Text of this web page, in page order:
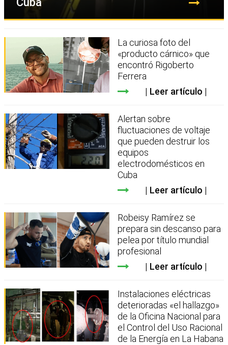
La curiosa foto del
«producto cárnico» que
encontró Rigoberto
Ferrera
Leer artículo
Alertan sobre
fluctuaciones de voltaje
que pueden destruir los
equipos
electrodomésticos en
Cuba
Leer artículo
Robeisy Ramírez se
prepara sin descanso para
pelea por título mundial
profesional
Leer artículo
Instalaciones eléctricas
deterioradas «el hallazgo»
de la Oficina Nacional para
el Control del Uso Racional
de la Energía en La Habana